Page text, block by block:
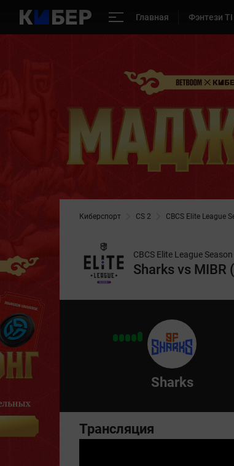
Главная Фэнтези
Киберспорт CS 2 CBCS Elite League
CBCS Elite League Season
Sharks vs MIBR
Sharks
Трансляция